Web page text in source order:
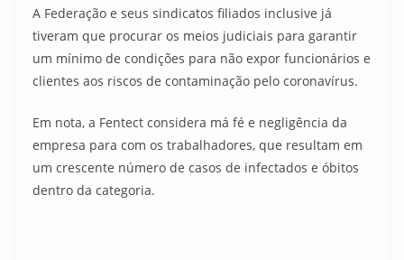
A Federação e seus sindicatos filiados inclusive já
tiveram que procurar os meios judiciais para garantir
um mínimo de condições para não expor funcionários e
clientes aos riscos de contaminação pelo coronavírus.
Em nota, a Fentect considera má fé e negligência da
empresa para com os trabalhadores, que resultam em
um crescente número de casos de infectados e óbitos
dentro da categoria.